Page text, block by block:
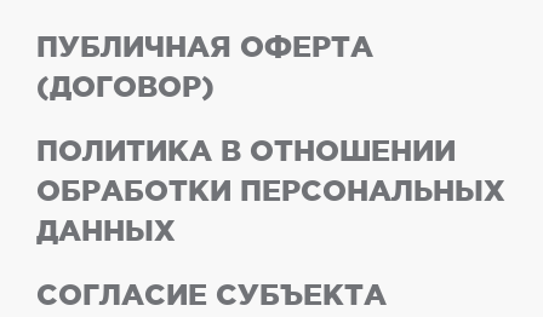
ПУБЛИЧНАЯ ОФЕРТА
(ДОГОВОР)
ПОЛИТИКА В ОТНОШЕНИИ
ОБРАБОТКИ ПЕРСОНАЛЬНЫХ
ДАННЫХ
СОГЛАСИЕ СУБЪЕКТА